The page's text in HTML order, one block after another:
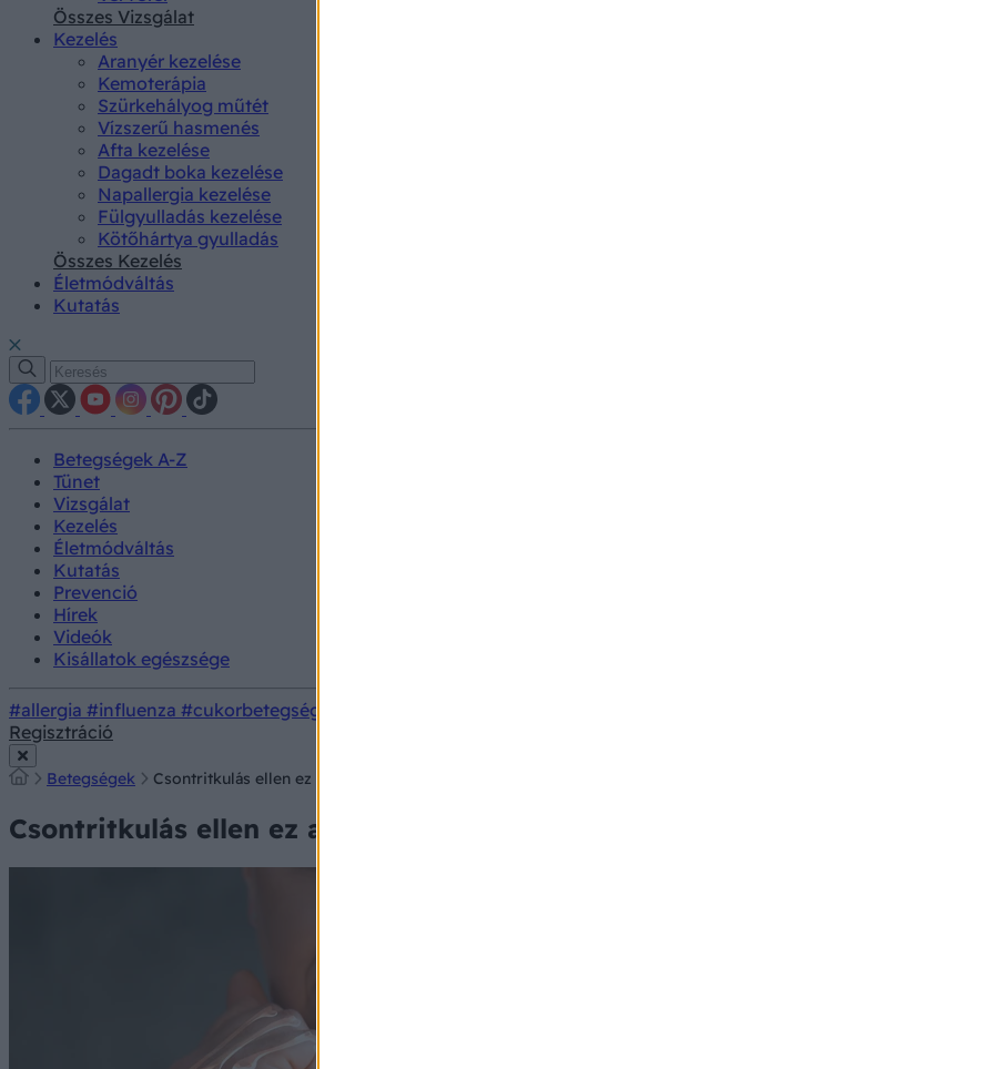
Összes Vizsgálat
Kezelés
Aranyér kezelése
Kemoterápia
Szürkehályog műtét
Vízszerű hasmenés
Afta kezelése
Dagadt boka kezelése
Napallergia kezelése
Fülgyulladás kezelése
Kötőhártya gyulladás
Összes Kezelés
Életmódváltás
Kutatás
Betegségek A-Z
Tünet
Vizsgálat
Kezelés
Életmódváltás
Kutatás
Prevenció
Hírek
Videók
Kisállatok egészsége
#allergia #influenza #cukorbetegség
Regisztráció
Betegségek Csontritkulás ellen ez a legfontosabb, amit ingyen is megtehet!
Csontritkulás ellen ez a legfontosabb, amit ingyen is megtehet!